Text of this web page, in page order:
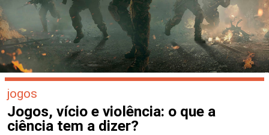
jogos
Jogos, vício e violência: o que a
ciência tem a dizer?